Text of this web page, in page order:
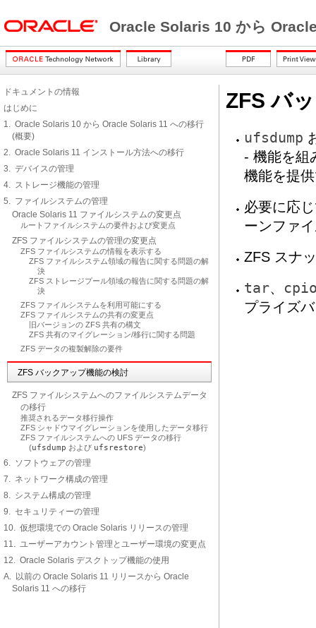
Oracle Solaris 10 から
ドキュメントの情報
はじめに
1. Oracle Solaris 10 から Oracle Solaris 11 への移行
(概要)
2. Oracle Solaris 11 インストール方法への移行
3. デバイスの管理
4. ストレージ機能の管理
5. ファイルシステムの管理
Oracle Solaris 11 ファイルシステムの変更点
ルートファイルシステムの要件および変更点
ZFS ファイルシステムの管理の変更点
ZFS ファイルシステムの情報を表示する
ZFS ファイルシステム領域の報告に関する問題の解
決
ZFS ストレージプール領域の報告に関する問題の解
決
ZFS ファイルシステムを利用可能にする
ZFS ファイルシステムの共有の変更点
旧バージョンの ZFS 共有の構文
ZFS 共有のマイグレーション/移行に関する問題
ZFS データの複製解除の要件
ZFS バックアップ機能の検討
ZFS ファイルシステムへのファイルシステムデータ
の移行
推奨されるデータ移行操作
ZFS シャドウマイグレーションを使用したデータ移行
ZFS ファイルシステムへの UFS データの移行
(ufsdump および ufsrestore)
6. ソフトウェアの管理
7. ネットワーク構成の管理
8. システム構成の管理
9. セキュリティーの管理
10. 仮想環境での Oracle Solaris リリースの管理
11. ユーザーアカウント管理とユーザー環境の変更点
12. Oracle Solaris デスクトップ機能の使用
A. 以前の Oracle Solaris 11 リリースから Oracle
Solaris 11 への移行
ZFS バ
ufsdump
- 機能を組
機能を提
必要に応
ーンファ
ZFS スナ
tar、
プライズ